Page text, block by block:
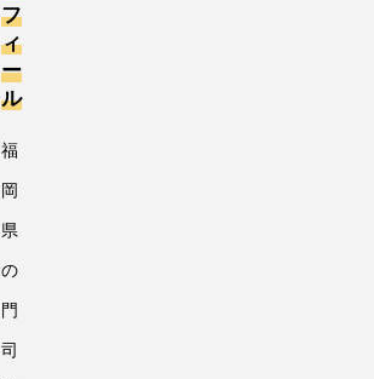
フ
ィ
ー
ル
福
岡
県
の
門
司